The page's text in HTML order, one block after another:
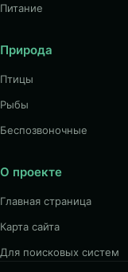
Питание
Природа
Птицы
Рыбы
Беспозвоночные
О проекте
Главная страница
Карта сайта
Для поисковых систем